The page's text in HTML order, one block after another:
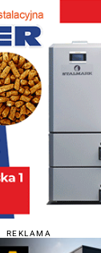
REKLAMA